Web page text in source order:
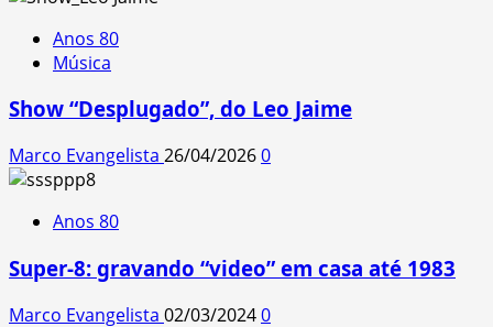
Anos 80
Música
Show “Desplugado”, do Leo Jaime
Marco Evangelista 26/04/20260
Anos 80
Super-8: gravando “video” em casa até 1983
Marco Evangelista 02/03/20240